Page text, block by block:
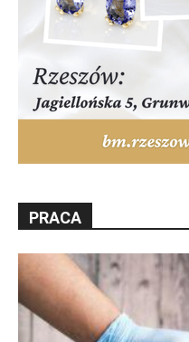
PRACA